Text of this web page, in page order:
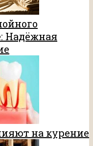
Надёжная
на курение